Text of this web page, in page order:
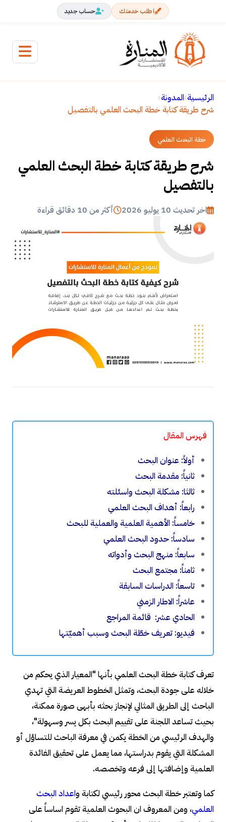
اطلب خدمتك حساب جديد
الرئيسية المدونة
شرح طريقة كتابة خطة البحث العلمي بالتفصيل
خطة البحث العلمي
شرح طريقة كتابة خطة البحث العلمي
بالتفصيل
اخر تحديث 10 يوليو 2026 أكثر من 10 دقائق قراءة
فهرس المقال
أولاً: عنوان البحث
ثانياً: مقدمة البحث
ثالثا: مشكلة البحث واسئلته
رابعاً: أهداف البحث العلمي
خامساً: الأهمية العلمية والعملية للبحث
سادساً: حدود البحث العلمي
سابعاً: منهج البحث وأدواته
ثامناً: مجتمع البحث
تاسعاً: الدراسات السابقة
عاشراً: الاطار الزمني
الحادي عشر: قائمة المراجع
فيديو: تعريف خطّة البحث وسبب أهميّتها
تعرف كتابة خطة البحث العلمي بأنها "المعيار الذي يحكم من
خلاله على جودة البحث، وتمثل الخطوط العريضة التي تهدي
الباحث إلى الطريق المثالي لإنجاز بحثه بأبهى صورة ممكنة،
بحيث تساعد اللجنة على تقييم البحث بكل يسر وسهولة"،
والهدف الرئيسي من الخطة يكمن في معرفة الباحث للتساؤل أو
المشكلة التي يقوم بدراستها، مما يعمل على تحقيق الفائدة
العلمية وإضافتها إلى فرعه وتخصصه.
كما وتعتبر خطة البحث محور رئيسي لكتابة واعداد البحث
العلمي، ومن المعروف ان البحوث العلمية تقوم اساساً على